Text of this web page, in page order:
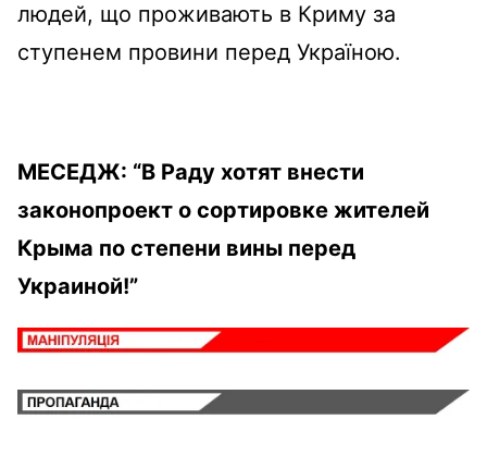
людей, що проживають в Криму за
ступенем провини перед Україною.
МЕСЕДЖ: “В Раду хотят внести
законопроект о сортировке жителей
Крыма по степени вины перед
Украиной!”